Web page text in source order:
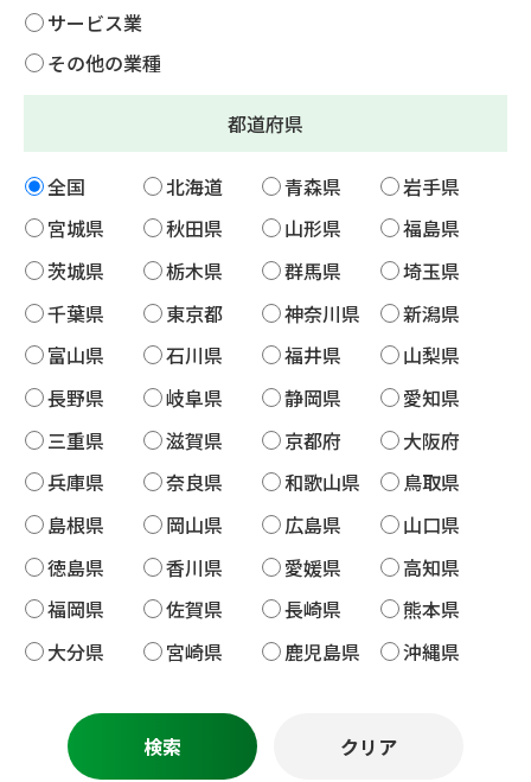
サービス業
その他の業種
都道府県
全国 北海道 青森県
岩手県
宮城県
秋田県 山形県
福島県
茨城県
栃木県 群馬県
埼玉県
千葉県
東京都 神奈川県
新潟県
富山県
石川県 福井県
山梨県
長野県
岐阜県 静岡県
愛知県
三重県
滋賀県 京都府
大阪府
兵庫県
奈良県 和歌山県
鳥取県
島根県
岡山県 広島県
山口県
徳島県
香川県 愛媛県
高知県
福岡県
佐賀県 長崎県
熊本県
大分県
宮崎県 鹿児島県 沖縄県